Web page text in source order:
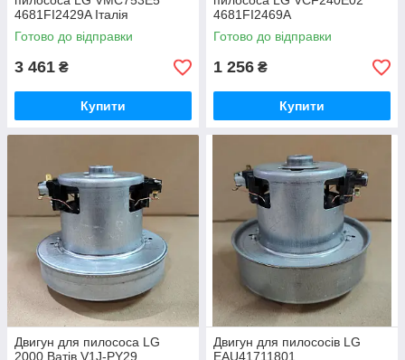
Продукція характеризується чудовими
показниками потужності. У каталозі є
електродвигуни 1500 Вт, 1800 Вт і більше.
Наші мотори мають компактні розміри, що
спрощує їх монтаж. Більшість моделей є
На всі двигуни поширюється гарантія. Ми
суворо стежимо за станом реалізованих
запчастин.
Причини придбати оригінальні
електродвигуни в нас
4681FI2429A Італія
Готово до відправки
3 461 ₴
Купити
4681FI2469A
Готово до відправки
1 256 ₴
Купити
Двигун для пилососа LG
2000 Ватів V1J-PY29
Двигун для пилососів LG
EAU41711801